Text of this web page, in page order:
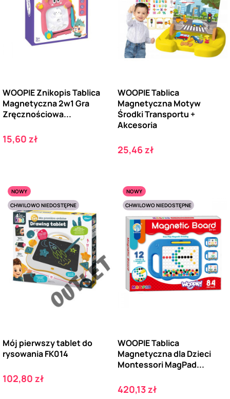
WOOPIE Znikopis Tablica
Magnetyczna 2w1 Gra
Zręcznościowa...
Cena
15,60 zł
WOOPIE Tablica
Magnetyczna Motyw
Środki Transportu +
Akcesoria
Cena
25,46 zł
NOWY
CHWILOWO NIEDOSTĘPNE
Mój pierwszy tablet do
rysowania FK014
Cena
102,80 zł
NOWY
CHWILOWO NIEDOSTĘPNE
WOOPIE Tablica
Magnetyczna dla Dzieci
Montessori MagPad...
Cena
420,13 zł